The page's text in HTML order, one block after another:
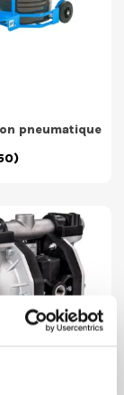
pneumatique